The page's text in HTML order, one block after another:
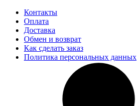
Контакты
Оплата
Доставка
Обмен и возврат
Как сделать заказ
Политика персональных данных